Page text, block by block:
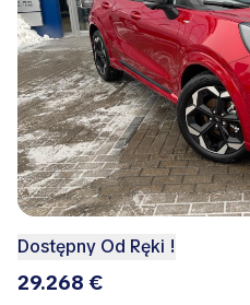
Dostępny Od Ręki !
29.268 €